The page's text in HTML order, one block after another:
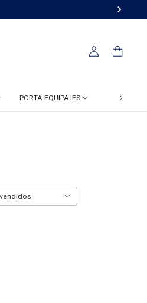
PORTA EQUIPAJES FC 4X4